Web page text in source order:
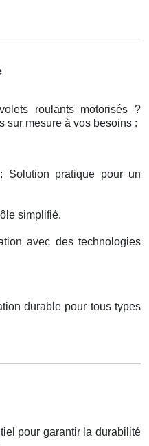
roulants motorisés ?
sur mesure à vos besoins :
Solution pratique pour un
simplifié.
avec des technologies
durable pour tous types
pour garantir la durabilité